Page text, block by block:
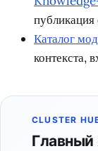
Каталог
контекста,
CLUSTER
Главный